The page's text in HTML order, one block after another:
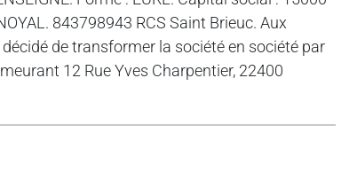
843798943 RCS Saint Brieuc. Aux
de transformer la société en société par
12 Rue Yves Charpentier, 22400